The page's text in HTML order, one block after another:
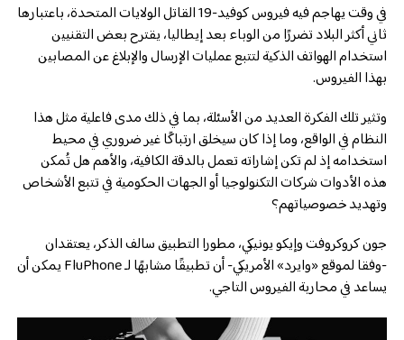
في وقت يهاجم فيه فيروس كوفيد-19 القاتل الولايات المتحدة، باعتبارها
ثاني أكثر البلاد تضررًا من الوباء بعد إيطاليا، يقترح بعض التقنيين
استخدام الهواتف الذكية لتتبع عمليات الإرسال والإبلاغ عن المصابين
بهذا الفيروس.
وتثير تلك الفكرة العديد من الأسئلة، بما في ذلك مدى فاعلية مثل هذا
النظام في الواقع، وما إذا كان سيخلق ارتباكًا غير ضروري في محيط
استخدامه إذ لم تكن إشاراته تعمل بالدقة الكافية، والأهم هل تُمكن
هذه الأدوات شركات التكنولوجيا أو الجهات الحكومية في تتبع الأشخاص
وتهديد خصوصياتهم؟
جون كروكروفت وإيكو يونيكي، مطورا التطبيق سالف الذكر، يعتقدان
-وفقا لموقع «وايرد» الأمريكي- أن تطبيقًا مشابهًا لـ FluPhone يمكن أن
يساعد في محاربة الفيروس التاجي.